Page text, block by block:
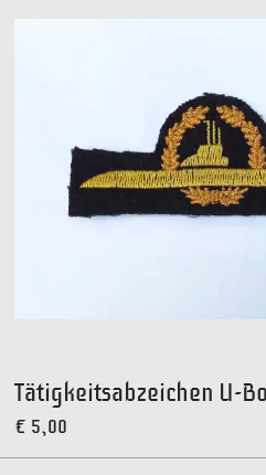
Tätigkeitsabzeichen U-
€ 5,00